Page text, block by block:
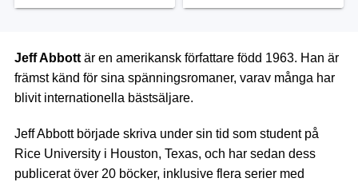
Jeff Abbottär en amerikansk författare född 1963. Han är
främst känd för sina spänningsromaner, varav många har
blivit internationella bästsäljare.
Jeff Abbott började skriva under sin tid som student på
Rice University i Houston, Texas, och har sedan dess
publicerat över 20 böcker, inklusive flera serier med